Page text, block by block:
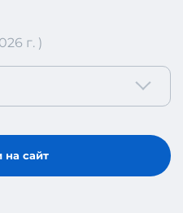
г. )
на сайт